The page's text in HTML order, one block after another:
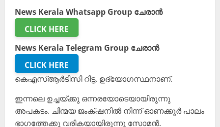
News Kerala Whatsapp Group ചേരാൻ
CLICK HERE
News Kerala Telegram Group ചേരാൻ
CLICK HERE
കെഎസ്ആർടിസി റിട്ട. ഉദ്യോഗസ്ഥനാണ്.
ഇന്നലെ ഉച്ചയ്ക്കു ഒന്നരയോടെയായിരുന്നു
അപകടം. ചിന്മയ ജംക്‌ഷനിൽ നിന്ന് ഓണക്കൂർ പാലം
ഭാഗത്തേക്കു വരികയായിരുന്നു സോമൻ.